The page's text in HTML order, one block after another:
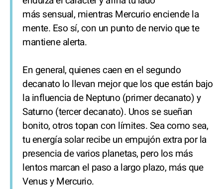
más sensual, mientras Mercurio enciende la
mente. Eso sí, con un punto de nervio que te
mantiene alerta.
En general, quienes caen en el segundo
decanato lo llevan mejor que los que están bajo
la influencia de Neptuno (primer decanato) y
Saturno (tercer decanato). Unos se sueñan
bonito, otros topan con límites. Sea como sea,
tu energía solar recibe un empujón extra por la
presencia de varios planetas, pero los más
lentos marcan el paso a largo plazo, más que
Venus y Mercurio.